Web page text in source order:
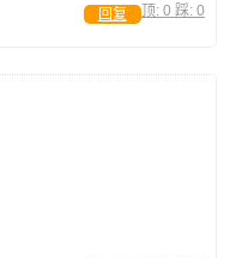
顶: 0 踩: 0
回复